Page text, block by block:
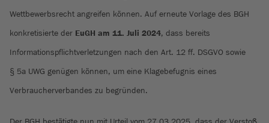
Wettbewerbsrecht angreifen können. Auf erneute Vorlage des BGH
konkretisierte der EuGH am 11. Juli 2024, dass bereits
Informationspflichtverletzungen nach den Art. 12 ff. DSGVO sowie
§ 5a UWG genügen können, um eine Klagebefugnis eines
Verbraucherverbandes zu begründen.